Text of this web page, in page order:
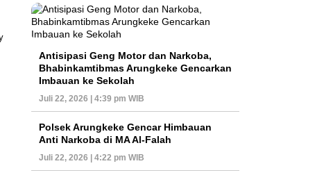
Antisipasi Geng Motor dan Narkoba,
Bhabinkamtibmas Arungkeke Gencarkan
Imbauan ke Sekolah
Juli 22, 2026 | 4:39 pm WIB
Polsek Arungkeke Gencar Himbauan
Anti Narkoba di MA Al-Falah
Juli 22, 2026 | 4:22 pm WIB